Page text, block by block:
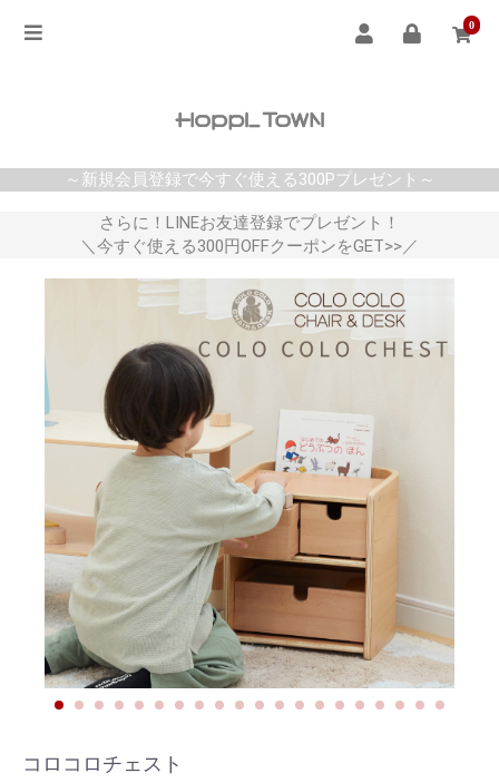
0
～新規会員登録で今すぐ使える300Pプレゼント～
さらに！LINEお友達登録でプレゼント！
＼今すぐ使える300円OFFクーポンをGET>>／
コロコロチェスト